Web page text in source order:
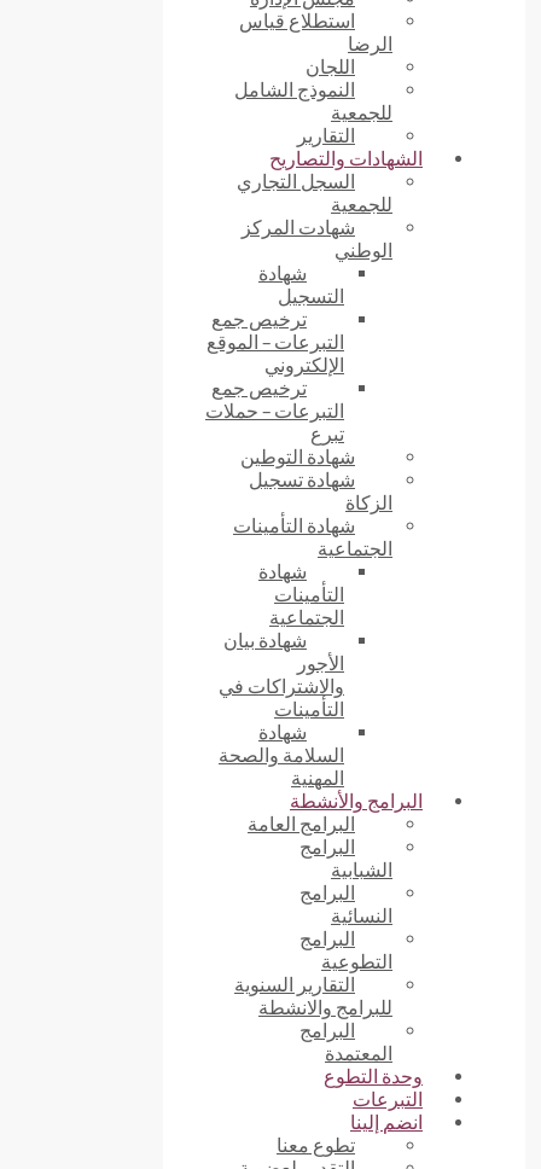
استطلاع قياس
الرضا
اللجان
النموذج الشامل
للجمعية
التقارير
الشهادات والتصاريح
السجل التجاري
للجمعية
شهادت المركز
الوطني
شهادة
التسجيل
ترخيص جمع
التبرعات – الموقع
الإلكتروني
ترخيص جمع
التبرعات – حملات
تبرع
شهادة التوطين
شهادة تسجيل
الزكاة
شهادة التأمينات
الجتماعية
شهادة
التأمينات
الجتماعية
شهادة بيان
الأجور
والاشتراكات في
التأمينات
شهادة
السلامة والصحة
المهنية
البرامج والأنشطة
البرامج العامة
البرامج
الشبابية
البرامج
النسائية
البرامج
التطوعية
التقارير السنوية
للبرامج والانشطة
البرامج
المعتمدة
وحدة التطوع
التبرعات
انضم إلينا
تطوع معنا